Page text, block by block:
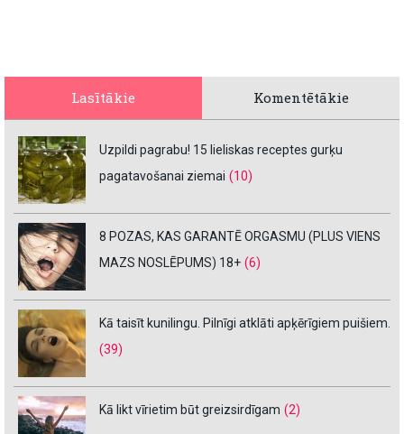
Lasītākie Komentētākie
Uzpildi pagrabu! 15 lieliskas receptes gurķu
pagatavošanai ziemai (10)
8 POZAS, KAS GARANTĒ ORGASMU (PLUS VIENS
MAZS NOSLĒPUMS) 18+ (6)
Kā taisīt kunilingu. Pilnīgi atklāti apķērīgiem puišiem.
(39)
Kā likt vīrietim būt greizsirdīgam (2)